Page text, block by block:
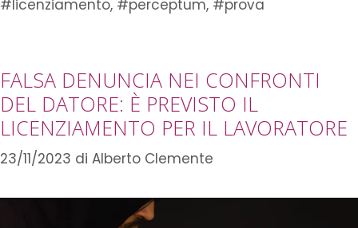
#licenziamento, #perceptum, #prova
FALSA DENUNCIA NEI CONFRONTI
DEL DATORE: È PREVISTO IL
LICENZIAMENTO PER IL LAVORATORE
23/11/2023 di Alberto Clemente